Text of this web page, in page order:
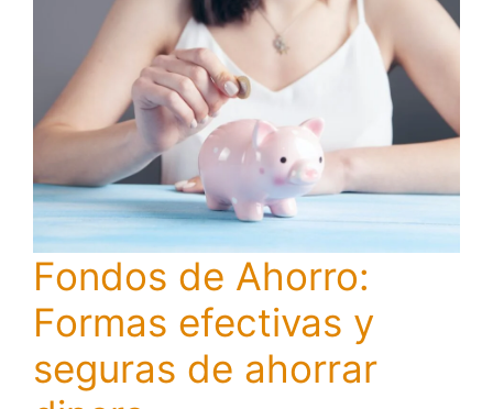
Fondos de Ahorro:
Formas efectivas y
seguras de ahorrar